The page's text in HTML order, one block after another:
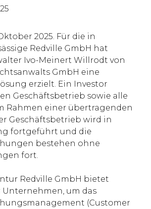
2025. Für die in
Redville GmbH hat
Ivo-Meinert Willrodt von
GmbH eine
erzielt. Ein Investor
Geschäftsbetrieb sowie alle
Rahmen einer übertragenden
Geschäftsbetrieb wird in
fortgeführt und die
bestehen ohne
fort.
Redville GmbH bietet
Unternehmen, um das
(Customer